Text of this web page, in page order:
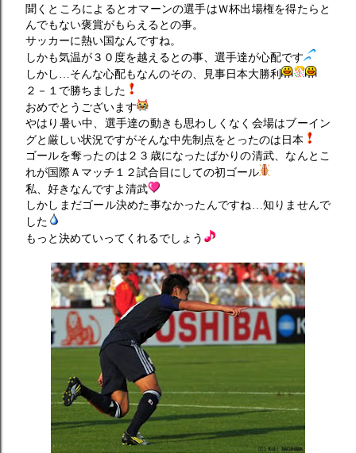
聞くところによるとオマーンの選手はＷ杯出場権を得たらと
んでもない褒賞がもらえるとの事。
サッカーに熱い国なんですね。
しかも気温が３０度を越えるとの事、選手達が心配です
しかし…そんな心配もなんのその、見事日本大勝利
２－１で勝ちました
おめでとうございます
やはり暑い中、選手達の動きも思わしくなく会場はブーイン
グと厳しい状況ですがそんな中先制点をとったのは日本
ゴールを奪ったのは２３歳になったばかりの清武、なんとこ
れが国際Ａマッチ１２試合目にしての初ゴール
私、好きなんですよ清武
しかしまだゴール決めた事なかったんですね…知りませんで
した
もっと決めていってくれるでしょう